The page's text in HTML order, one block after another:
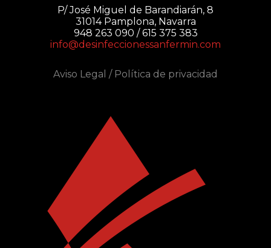
P/ José Miguel de Barandiarán, 8
31014 Pamplona, Navarra
948 263 090 / 615 375 383
info@desinfeccionessanfermin.com
Aviso Legal / Política de privacidad